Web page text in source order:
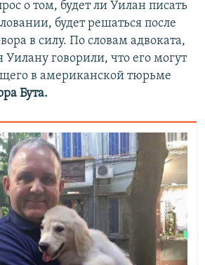
о том, будет ли Уилан писать
будет решаться после
в силу. По словам адвоката,
Уилану говорили, что его могут
в американской тюрьме
Бута.